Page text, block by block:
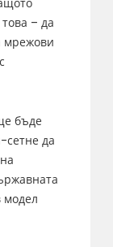
– да
мрежови
бъде
сетне да
модел